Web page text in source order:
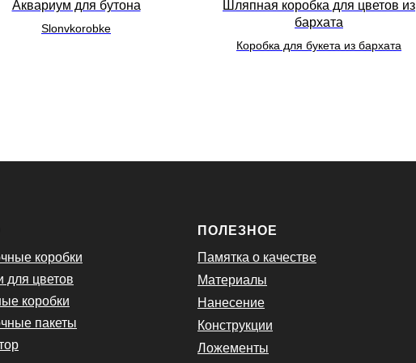
Аквариум для бутона
Slonvkorobke
Шляпная коробка для цветов из
бархата
Коробка для букета из бархата
коробки
для цветов
коробки
пакеты
ПОЛЕЗНОЕ
Памятка о качестве
Материалы
Нанесение
Конструкции
Ложементы